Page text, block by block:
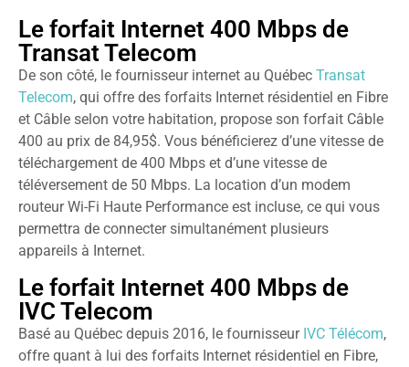
Le forfait Internet 400 Mbps de
Transat Telecom
De son côté, le fournisseur internet au Québec Transat
Telecom, qui offre des forfaits Internet résidentiel en Fibre
et Câble selon votre habitation, propose son forfait Câble
400 au prix de 84,95$. Vous bénéficierez d’une vitesse de
téléchargement de 400 Mbps et d’une vitesse de
téléversement de 50 Mbps. La location d’un modem
routeur Wi-Fi Haute Performance est incluse, ce qui vous
permettra de connecter simultanément plusieurs
appareils à Internet.
Le forfait Internet 400 Mbps de
IVC Telecom
Basé au Québec depuis 2016, le fournisseur IVC Télécom,
offre quant à lui des forfaits Internet résidentiel en Fibre,